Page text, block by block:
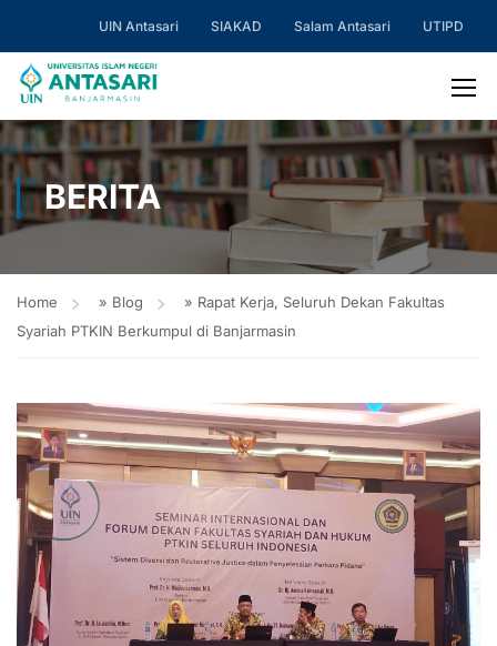
UIN Antasari SIAKAD Salam Antasari UTIPD
BERITA
Home » Blog » Rapat Kerja, Seluruh Dekan Fakultas
Syariah PTKIN Berkumpul di Banjarmasin